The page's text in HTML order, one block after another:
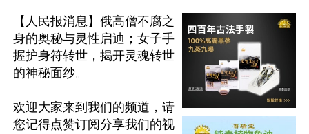
【人民报消息】俄高僧不腐之
身的奥秘与灵性启迪；女子手
握护身符转世，揭开灵魂转世
的神秘面纱。
欢迎大家来到我们的频道，请
您记得点赞订阅分享我们的视